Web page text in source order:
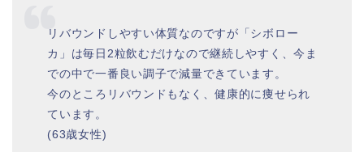
リバウンドしやすい体質なのですが「シボロー
カ」は毎日2粒飲むだけなので継続しやすく、今ま
での中で一番良い調子で減量できています。
今のところリバウンドもなく、健康的に痩せられ
ています。
(63歳女性)